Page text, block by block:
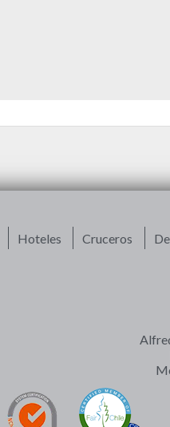
Hoteles Cruceros